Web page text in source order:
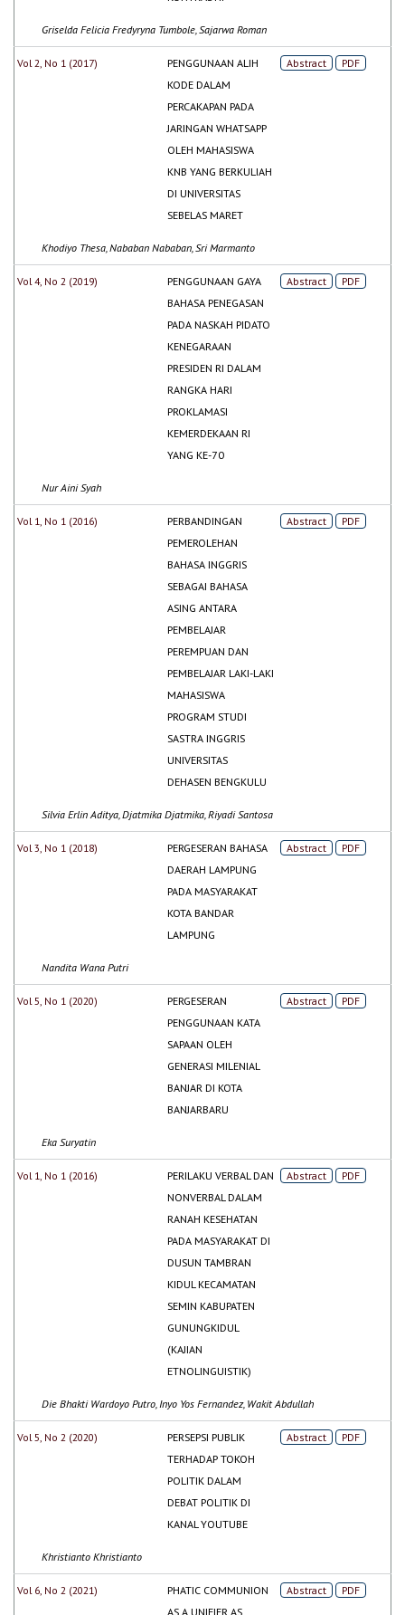
Griselda Felicia Fredyryna Tumbole, Sajarwa Roman
Vol 2, No 1 (2017)
PENGGUNAAN ALIH
KODE DALAM
PERCAKAPAN PADA
JARINGAN WHATSAPP
OLEH MAHASISWA
KNB YANG BERKULIAH
DI UNIVERSITAS
SEBELAS MARET
Abstract PDF
Khodiyo Thesa, Nababan Nababan, Sri Marmanto
Vol 4, No 2 (2019)
PENGGUNAAN GAYA
BAHASA PENEGASAN
PADA NASKAH PIDATO
KENEGARAAN
PRESIDEN RI DALAM
RANGKA HARI
PROKLAMASI
KEMERDEKAAN RI
YANG KE-70
Abstract PDF
Nur Aini Syah
Vol 1, No 1 (2016)
PERBANDINGAN
PEMEROLEHAN
BAHASA INGGRIS
SEBAGAI BAHASA
ASING ANTARA
PEMBELAJAR
PEREMPUAN DAN
PEMBELAJAR LAKI-LAKI
MAHASISWA
PROGRAM STUDI
SASTRA INGGRIS
UNIVERSITAS
DEHASEN BENGKULU
Abstract PDF
Silvia Erlin Aditya, Djatmika Djatmika, Riyadi Santosa
Vol 3, No 1 (2018)
PERGESERAN BAHASA
DAERAH LAMPUNG
PADA MASYARAKAT
KOTA BANDAR
LAMPUNG
Abstract PDF
Nandita Wana Putri
Vol 5, No 1 (2020)
PERGESERAN
PENGGUNAAN KATA
SAPAAN OLEH
GENERASI MILENIAL
BANJAR DI KOTA
BANJARBARU
Abstract PDF
Eka Suryatin
Vol 1, No 1 (2016)
PERILAKU VERBAL DAN
NONVERBAL DALAM
RANAH KESEHATAN
PADA MASYARAKAT DI
DUSUN TAMBRAN
KIDUL KECAMATAN
SEMIN KABUPATEN
GUNUNGKIDUL
(KAJIAN
ETNOLINGUISTIK)
Abstract PDF
Die Bhakti Wardoyo Putro, Inyo Yos Fernandez, Wakit Abdullah
Vol 5, No 2 (2020)
PERSEPSI PUBLIK
TERHADAP TOKOH
POLITIK DALAM
DEBAT POLITIK DI
KANAL YOUTUBE
Abstract PDF
Khristianto Khristianto
Vol 6, No 2 (2021)
PHATIC COMMUNION
AS A UNIFIER AS
Abstract PDF